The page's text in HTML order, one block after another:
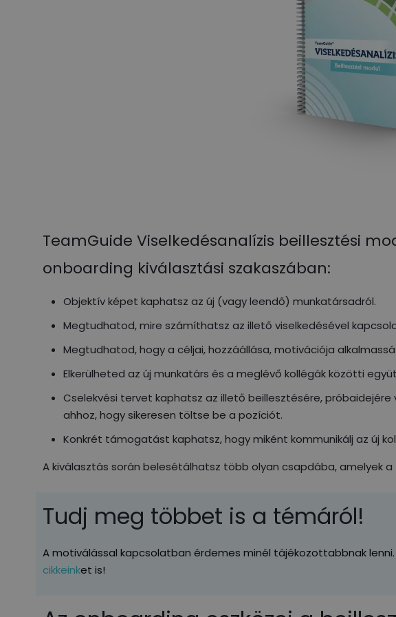
TeamGuide Viselkedésanalízis beillesztési
onboarding kiválasztási szakaszában:
Objektív képet kaphatsz az új (vagy leendő) munkatársadról.
Megtudhatod, mire számíthatsz az illető viselkedésével
Megtudhatod, hogy a céljai, hozzáállása, motivációja
Elkerülheted az új munkatárs és a meglévő kollégák közötti
Cselekvési tervet kaphatsz az illető beillesztésére,
ahhoz, hogy sikeresen töltse be a pozíciót.
Konkrét támogatást kaphatsz, hogy miként kommunikálj az új
A kiválasztás során belesétálhatsz több olyan csapdába, amelyek a
Tudj meg többet is a témáról!
A motiválással kapcsolatban érdemes minél tájékozottabbnak lenni.
cikkeinket is!